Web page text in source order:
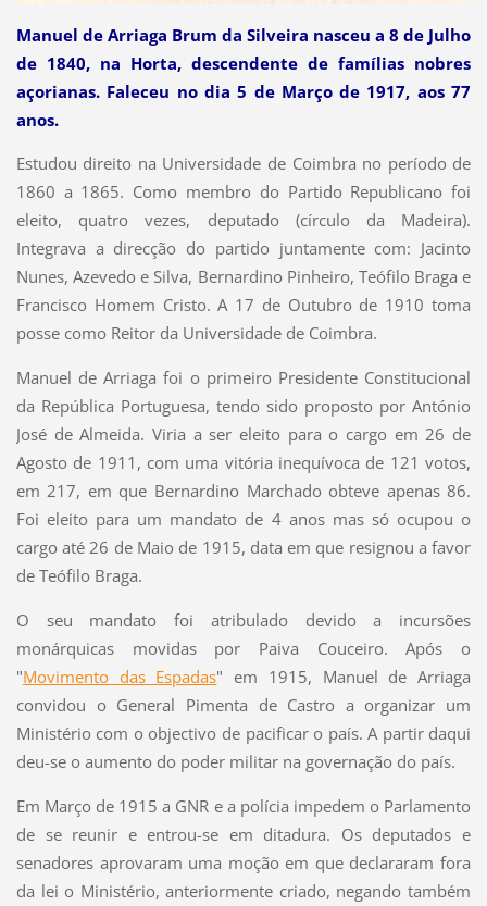
Manuel de Arriaga Brum da Silveira nasceu a 8 de Julho
de 1840, na Horta, descendente de famílias nobres
açorianas. Faleceu no dia 5 de Março de 1917, aos 77
anos.
Estudou direito na Universidade de Coimbra no período de
1860 a 1865. Como membro do Partido Republicano foi
eleito, quatro vezes, deputado (círculo da Madeira).
Integrava a direcção do partido juntamente com: Jacinto
Nunes, Azevedo e Silva, Bernardino Pinheiro, Teófilo Braga e
Francisco Homem Cristo. A 17 de Outubro de 1910 toma
posse como Reitor da Universidade de Coimbra.
Manuel de Arriaga foi o primeiro Presidente Constitucional
da República Portuguesa, tendo sido proposto por António
José de Almeida. Viria a ser eleito para o cargo em 26 de
Agosto de 1911, com uma vitória inequívoca de 121 votos,
em 217, em que Bernardino Marchado obteve apenas 86.
Foi eleito para um mandato de 4 anos mas só ocupou o
cargo até 26 de Maio de 1915, data em que resignou a favor
de Teófilo Braga.
O seu mandato foi atribulado devido a incursões
monárquicas movidas por Paiva Couceiro. Após o
"Movimento das Espadas" em 1915, Manuel de Arriaga
convidou o General Pimenta de Castro a organizar um
Ministério com o objectivo de pacificar o país. A partir daqui
deu-se o aumento do poder militar na governação do país.
Em Março de 1915 a GNR e a polícia impedem o Parlamento
de se reunir e entrou-se em ditadura. Os deputados e
senadores aprovaram uma moção em que declararam fora
da lei o Ministério, anteriormente criado, negando também